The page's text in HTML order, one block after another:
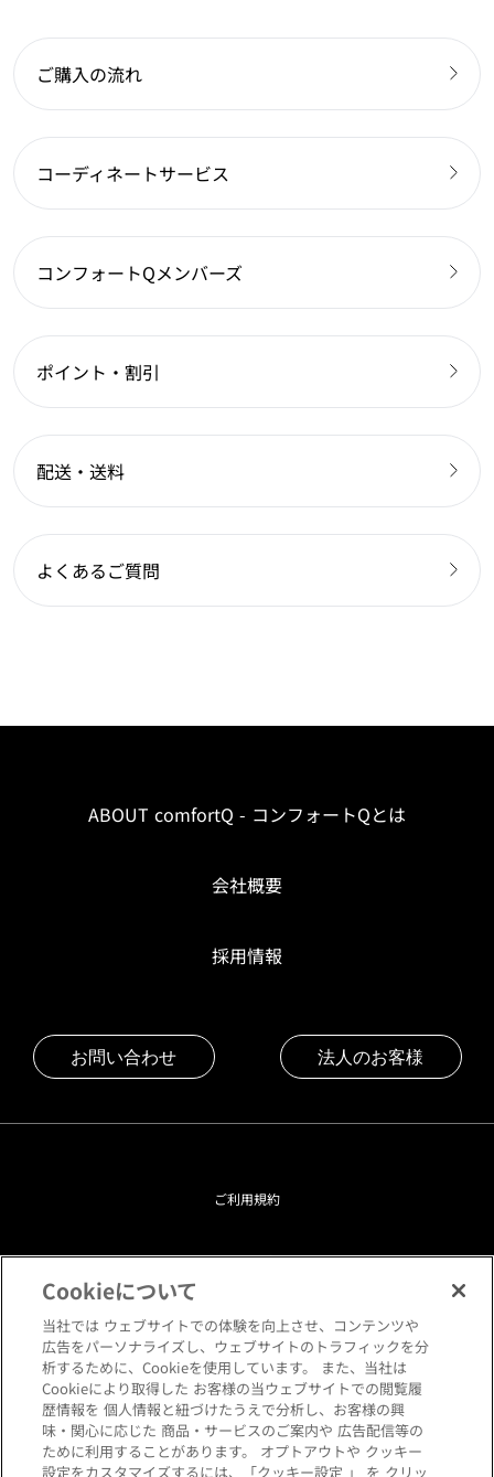
ご購入の流れ
コーディネートサービス
コンフォートQメンバーズ
ポイント・割引
配送・送料
よくあるご質問
ABOUT comfortQ - コンフォートQとは
会社概要
採用情報
お問い合わせ 法人のお客様
ご利用規約
プライバシーポリシー
クッキーポリシー
閲覧環境について
サイトマップ
Cookieについて
当社では ウェブサイトでの体験を向上させ、コンテンツや
広告をパーソナライズし、ウェブサイトのトラフィックを分
析するために、Cookieを使用しています。 また、当社は
Cookieにより取得した お客様の当ウェブサイトでの閲覧履
歴情報を 個人情報と紐づけたうえで分析し、お客様の興
味・関心に応じた 商品・サービスのご案内や 広告配信等の
ために利用することがあります。 オプトアウトや クッキー
設定をカスタマイズするには、「クッキー設定 」 を クリッ